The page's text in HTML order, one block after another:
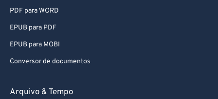
PDF para WORD
EPUB para PDF
EPUB para MOBI
Conversor de documentos
Arquivo & Tempo